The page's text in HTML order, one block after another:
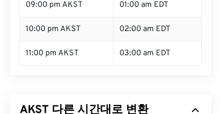
09:00 pm AKST 01:00 am EDT
10:00 pm AKST 02:00 am EDT
11:00 pm AKST 03:00 am EDT
AKST 다른 시간대로 변환